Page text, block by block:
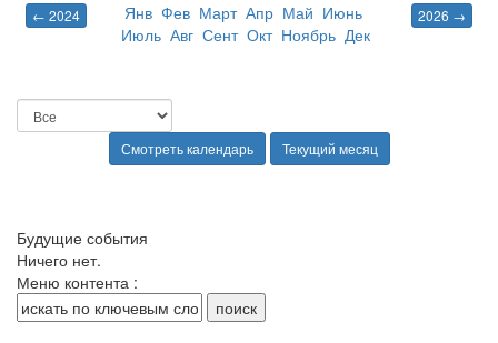
← 2024 Янв Фев Март Апр Май Июнь
Июль Авг Сент Окт Ноябрь Дек
2026 →
Будущие события
Ничего нет.
Меню контента :